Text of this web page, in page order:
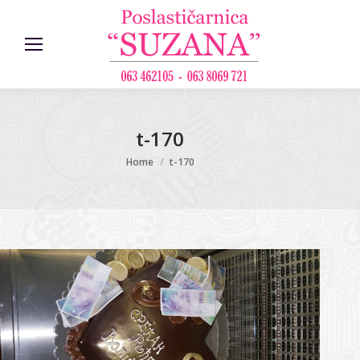
t-170
You are here:
Home t-170